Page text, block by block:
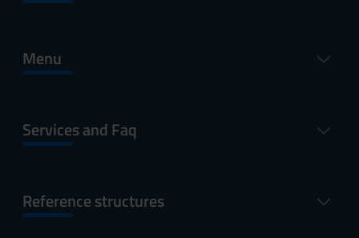
Menu
Services and Faq
Reference structures